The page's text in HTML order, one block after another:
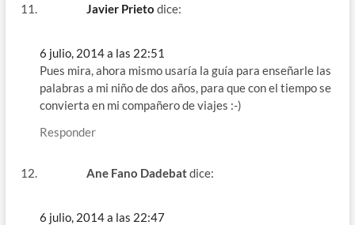
Javier Prieto dice:
6 julio, 2014 a las 22:51
Pues mira, ahora mismo usaría la guía para enseñarle las
palabras a mi niño de dos años, para que con el tiempo se
convierta en mi compañero de viajes :-)
Responder
Ane Fano Dadebatdice:
6 julio, 2014 a las 22:47